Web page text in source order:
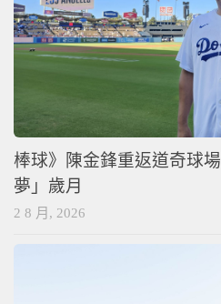
棒球》陳金鋒重返道奇球
夢」歲月
2 8 月, 2026